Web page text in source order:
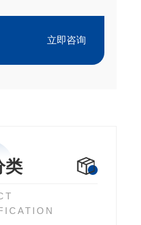
立即咨询
类